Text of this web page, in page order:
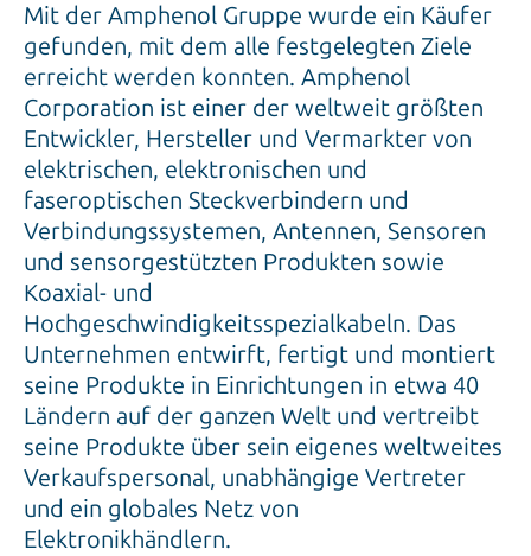
Mit der Amphenol Gruppe wurde ein Käufer
gefunden, mit dem alle festgelegten Ziele
erreicht werden konnten. Amphenol
Corporation ist einer der weltweit größten
Entwickler, Hersteller und Vermarkter von
elektrischen, elektronischen und
faseroptischen Steckverbindern und
Verbindungssystemen, Antennen, Sensoren
und sensorgestützten Produkten sowie
Koaxial- und
Hochgeschwindigkeitsspezialkabeln. Das
Unternehmen entwirft, fertigt und montiert
seine Produkte in Einrichtungen in etwa 40
Ländern auf der ganzen Welt und vertreibt
seine Produkte über sein eigenes weltweites
Verkaufspersonal, unabhängige Vertreter
und ein globales Netz von
Elektronikhändlern.